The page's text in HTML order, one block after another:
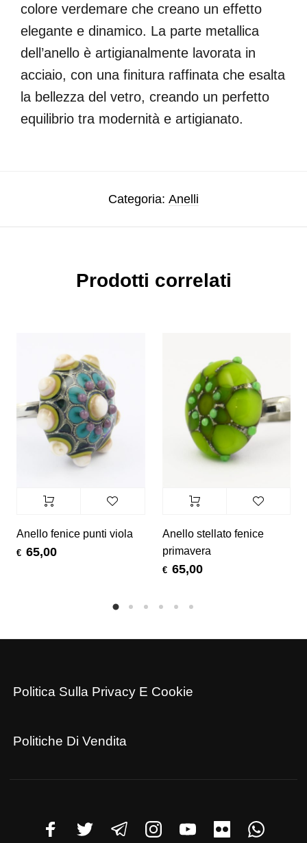
colore verdemare che creano un effetto
elegante e dinamico. La parte metallica
dell’anello è artigianalmente lavorata in
acciaio, con una finitura raffinata che esalta
la bellezza del vetro, creando un perfetto
equilibrio tra modernità e artigianato.
Categoria: Anelli
Prodotti correlati
Anello fenice punti viola
€ 65,00
Anello stellato fenice
primavera
€ 65,00
Politica Sulla Privacy E Cookie
Politiche Di Vendita